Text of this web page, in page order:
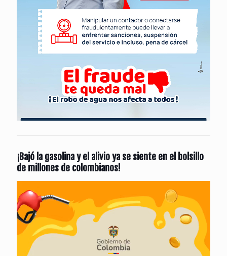
¡Bajó la gasolina y el alivio ya se siente en el bolsillo
de millones de colombianos!
de
vídeo